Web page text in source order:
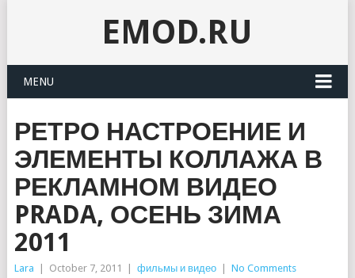
EMOD.RU
MENU
РЕТРО НАСТРОЕНИЕ И
ЭЛЕМЕНТЫ КОЛЛАЖА В
РЕКЛАМНОМ ВИДЕО
PRADA, ОСЕНЬ ЗИМА
2011
Lara October 7, 2011 фильмы и видео No Comments